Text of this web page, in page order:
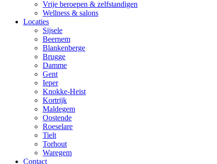
Vrije beroepen & zelfstandigen
Wellness & salons
Locaties
Sijsele
Beernem
Blankenberge
Brugge
Damme
Gent
Ieper
Knokke-Heist
Kortrijk
Maldegem
Oostende
Roeselare
Tielt
Torhout
Waregem
Contact